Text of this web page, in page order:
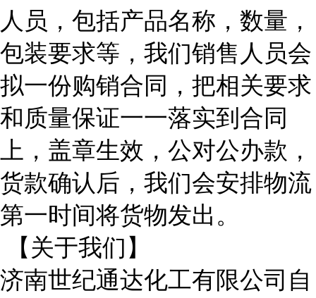
人员，包括产品名称，数量，
包装要求等，我们销售人员会
拟一份购销合同，把相关要求
和质量保证一一落实到合同
上，盖章生效，公对公办款，
货款确认后，我们会安排物流
第一时间将货物发出。
【关于我们】
济南世纪通达化工有限公司自